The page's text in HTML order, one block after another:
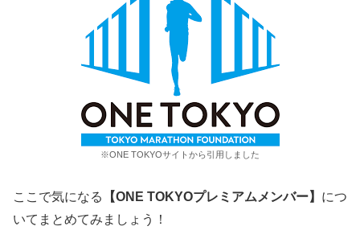
※ONE TOKYOサイトから引用しました
ここで気になる 【ONE TOKYOプレミアムメンバー】 につ
いてまとめてみましょう！